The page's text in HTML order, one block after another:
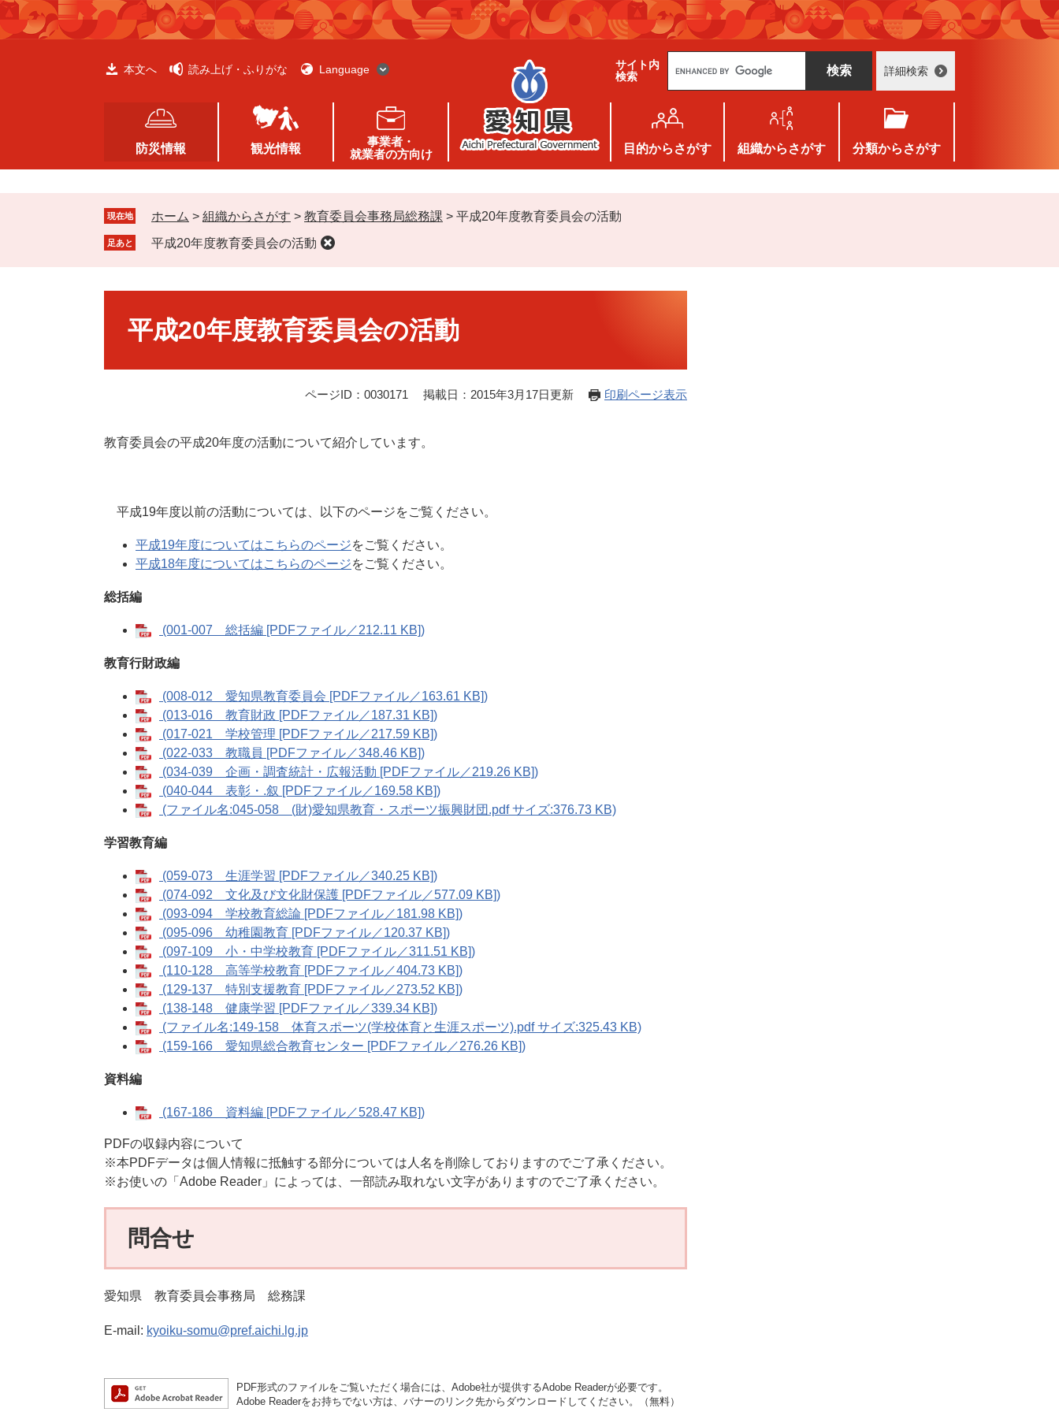
ペ
ー
メ
ニ
本文へ 読み上げ・ふりがな Language
サイト内
検索
g
e
カ
タ
ム
検
詳細検索
防災情報 観光情報
事業者・
就業者の方向け
目的からさがす 組織からさがす 分類からさがす
現在地 ホーム > 組織からさがす > 教育委員会事務局総務課 > 平成20年度教育委員会の活動
足あと 平成20年度教育委員会の活動
平成20年度教育委員会の活動
ページID：0030171 掲載日：2015年3月17日更新 印刷ページ表示
教育委員会の平成20年度の活動について紹介しています。
平成19年度以前の活動については、以下のページをご覧ください。
平成19年度についてはこちらのページをご覧ください。
平成18年度についてはこちらのページをご覧ください。
総括編
(001-007 総括編 [PDFファイル／212.11 KB])
教育行財政編
(008-012 愛知県教育委員会 [PDFファイル／163.61 KB])
(013-016 教育財政 [PDFファイル／187.31 KB])
(017-021 学校管理 [PDFファイル／217.59 KB])
(022-033 教職員 [PDFファイル／348.46 KB])
(034-039 企画・調査統計・広報活動 [PDFファイル／219.26 KB])
(040-044 表彰・.叙 [PDFファイル／169.58 KB])
(ファイル名:045-058 (財)愛知県教育・スポーツ振興財団.pdf サイズ:376.73 KB)
学習教育編
(059-073 生涯学習 [PDFファイル／340.25 KB])
(074-092 文化及び文化財保護 [PDFファイル／577.09 KB])
(093-094 学校教育総論 [PDFファイル／181.98 KB])
(095-096 幼稚園教育 [PDFファイル／120.37 KB])
(097-109 小・中学校教育 [PDFファイル／311.51 KB])
(110-128 高等学校教育 [PDFファイル／404.73 KB])
(129-137 特別支援教育 [PDFファイル／273.52 KB])
(138-148 健康学習 [PDFファイル／339.34 KB])
(ファイル名:149-158 体育スポーツ(学校体育と生涯スポーツ).pdf サイズ:325.43 KB)
(159-166 愛知県総合教育センター [PDFファイル／276.26 KB])
資料編
(167-186 資料編 [PDFファイル／528.47 KB])
PDFの収録内容について
※本PDFデータは個人情報に抵触する部分については人名を削除しておりますのでご了承ください。
※お使いの「Adobe Reader」によっては、一部読み取れない文字がありますのでご了承ください。
問合せ
愛知県 教育委員会事務局 総務課
E-mail: kyoiku-somu@pref.aichi.lg.jp
PDF形式のファイルをご覧いただく場合には、Adobe社が提供するAdobe Readerが必要です。
Adobe Readerをお持ちでない方は、バナーのリンク先からダウンロードしてください。（無料）